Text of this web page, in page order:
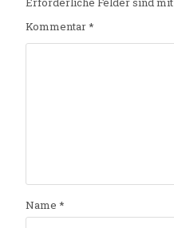
Kommentar*
Name *